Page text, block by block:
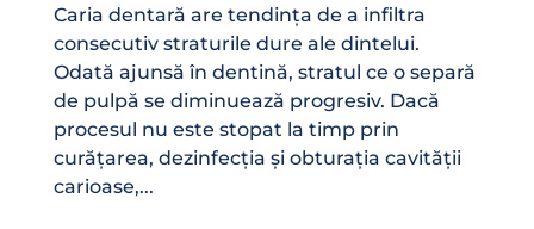
Caria dentară are tendința de a infiltra
consecutiv straturile dure ale dintelui.
Odată ajunsă în dentină, stratul ce o separă
de pulpă se diminuează progresiv. Dacă
procesul nu este stopat la timp prin
curățarea, dezinfecția și obturația cavității
carioase,...